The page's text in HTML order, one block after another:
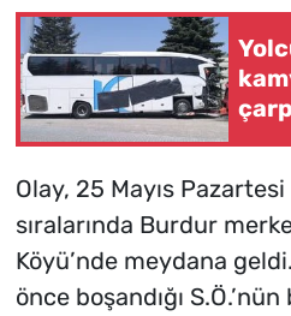
Olay, 25 Mayıs
sıralarında Burdur
Köyü’nde meydana
önce boşandığı